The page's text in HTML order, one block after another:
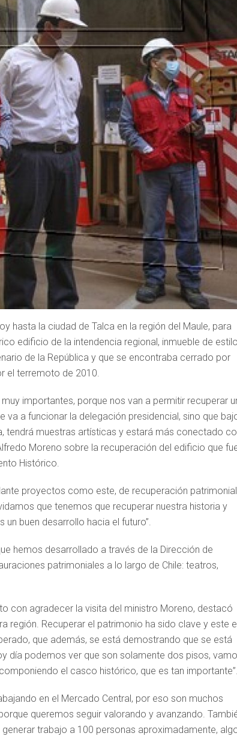
hasta la ciudad de Talca en la región del Maule, para
edificio de la intendencia regional, inmueble de
de la República y que se encontraba cerrado por
el terremoto de 2010.
importantes, porque nos van a permitir recuperar
a funcionar la delegación presidencial, sino que
tendrá muestras artísticas y estará más conectado
Moreno sobre la recuperación del edificio que
Histórico.
proyectos como este, de recuperación
que tenemos que recuperar nuestra historia y
buen desarrollo hacia el futuro”.
hemos desarrollado a través de la Dirección de
patrimoniales a lo largo de Chile: teatros,
con agradecer la visita del ministro Moreno, destacó
región. Recuperar el patrimonio ha sido clave y este
que además, se está demostrando que se está
día podemos ver que son solamente dos pisos,
el casco histórico, que es tan
en el Mercado Central, por eso son muchos
queremos seguir valorando y avanzando.
trabajo a 100 personas aproximadamente,